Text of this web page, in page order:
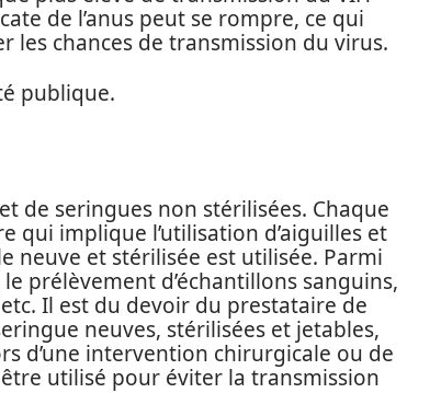
de l’anus peut se rompre, ce qui
chances de transmission du virus.
publique.
de seringues non stérilisées. Chaque
qui implique l’utilisation d’aiguilles et
neuve et stérilisée est utilisée. Parmi
prélèvement d’échantillons sanguins,
Il est du devoir du prestataire de
neuves, stérilisées et jetables,
d’une intervention chirurgicale ou de
utilisé pour éviter la transmission